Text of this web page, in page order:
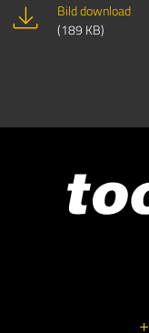
Bild download
(189 KB)